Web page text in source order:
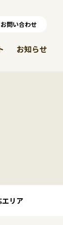
採用情報
お知らせ
お問い合わせ
エリア